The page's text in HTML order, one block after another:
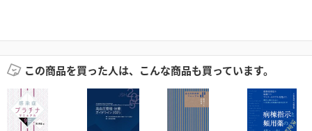
この商品を買った人は、こんな商品も買っています。